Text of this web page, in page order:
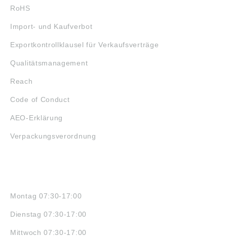
RoHS
Import- und Kaufverbot
Exportkontrollklausel für Verkaufsverträge
Qualitätsmanagement
Reach
Code of Conduct
AEO-Erklärung
Verpackungsverordnung
Montag 07:30-17:00
Dienstag 07:30-17:00
Mittwoch 07:30-17:00